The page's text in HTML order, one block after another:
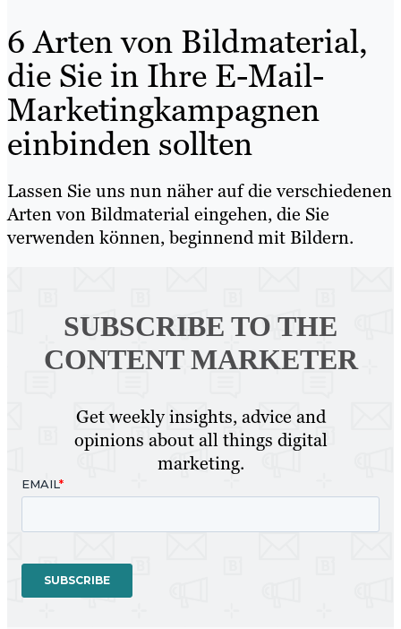
6 Arten von Bildmaterial,
die Sie in Ihre E-Mail-
Marketingkampagnen
einbinden sollten
Lassen Sie uns nun näher auf die verschiedenen
Arten von Bildmaterial eingehen, die Sie
verwenden können, beginnend mit Bildern.
SUBSCRIBE TO THE
CONTENT MARKETER
Get weekly insights, advice and
opinions about all things digital
marketing.